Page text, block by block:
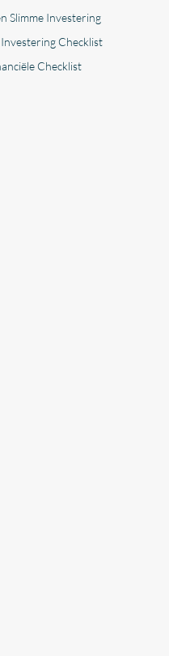
Slimme Investering
Checklist
Checklist